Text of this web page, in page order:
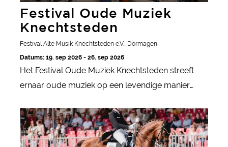
Festival Oude Muziek
Knechtsteden
Festival Alte Musik Knechtsteden e.V., Dormagen
Datums: 19. sep 2026 - 26. sep 2026
Het Festival Oude Muziek Knechtsteden streeft
ernaar oude muziek op een levendige manier
op bijzondere locaties.
Toernooi van winnaars